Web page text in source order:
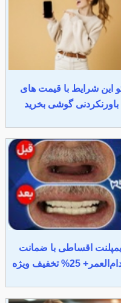
این شرایط با قیمت های
باورنکردنی گوشی بخرید
ایمپلنت اقساطی با ضمانت
25% تخفیف ویژه